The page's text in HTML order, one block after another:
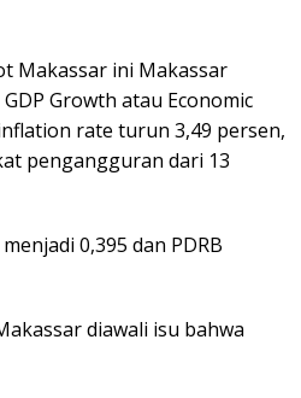
Makassar ini Makassar
Growth atau Economic
rate turun 3,49 persen,
pengangguran dari 13
0,395 dan PDRB
diawali isu bahwa